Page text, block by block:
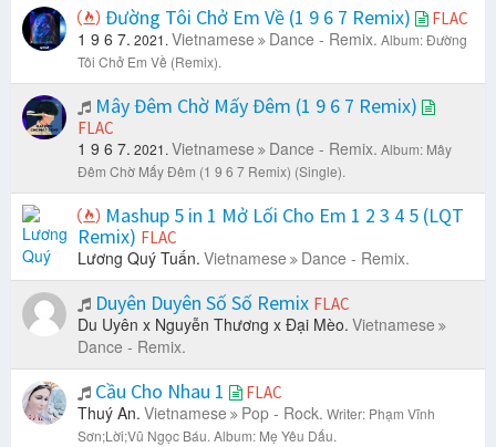
Đường Tôi Chở Em Về (1 9 6 7 Remix) FLAC
1 9 6 7. 2021. Vietnamese Dance - Remix. Album: Đường
Tôi Chở Em Về (Remix).
Mây Đêm Chờ Mấy Đêm (1 9 6 7 Remix)
FLAC
1 9 6 7. 2021. Vietnamese Dance - Remix. Album: Mây
Đêm Chờ Mấy Đêm (1 9 6 7 Remix) (Single).
Mashup 5 in 1 Mở Lối Cho Em 1 2 3 4 5 (LQT
Remix) FLAC
Lương Quý Tuấn. Vietnamese Dance - Remix.
Duyên Duyên Số Số Remix FLAC
Du Uyên x Nguyễn Thương x Đại Mèo. Vietnamese
Dance - Remix.
Cầu Cho Nhau 1 FLAC
Thuý An. Vietnamese Pop - Rock. Writer: Phạm Vĩnh
Sơn;Lời;Vũ Ngọc Báu. Album: Mẹ Yêu Dấu.